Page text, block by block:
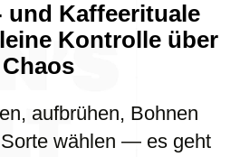
und Kaffeerituale
Kontrolle über
aufbrühen, Bohnen
wählen — es geht